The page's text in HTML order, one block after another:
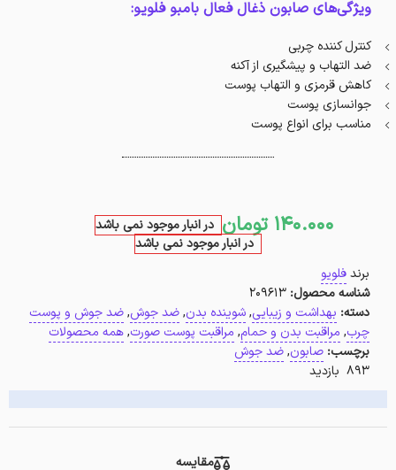
ویژگی‌های صابون ذغال فعال بامبو فلویو:
کنترل کننده چربی
ضد التهاب و پیشگیری از آکنه
کاهش قرمزی و التهاب پوست
جوانسازی پوست
مناسب برای انواع پوست
140.000 تومان در انبار موجود نمی باشد
در انبار موجود نمی باشد
برندفلویو
شناسه محصول: 209613
دسته: بهداشت و زیبایی,شوینده بدن,ضد جوش,ضد جوش و پوست
چرب, مراقبت بدن و حمام, مراقبت پوست صورت,همه محصولات
برچسب: صابون,ضد جوش
893 بازدید
مقایسه